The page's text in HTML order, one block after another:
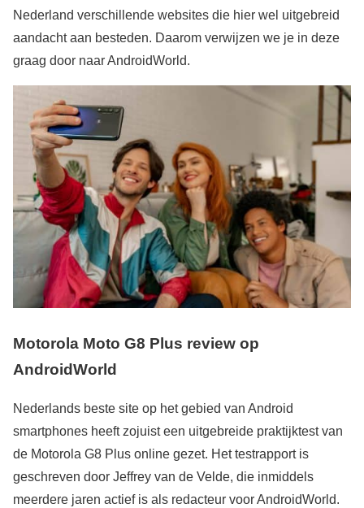
Nederland verschillende websites die hier wel uitgebreid
aandacht aan besteden. Daarom verwijzen we je in deze
graag door naar AndroidWorld.
Motorola Moto G8 Plus review op
AndroidWorld
Nederlands beste site op het gebied van Android
smartphones heeft zojuist een uitgebreide praktijktest van
de Motorola G8 Plus online gezet. Het testrapport is
geschreven door Jeffrey van de Velde, die inmiddels
meerdere jaren actief is als redacteur voor AndroidWorld.